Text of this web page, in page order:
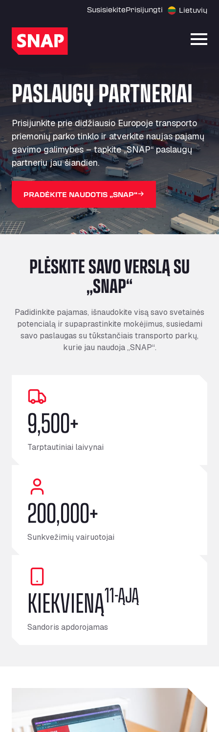
SusisiekitePrisijungti Lietuvių
PASLAUGŲ PARTNERIAI
Prisijunkite prie didžiausio Europoje transporto
priemonių parko tinklo ir atverkite naujas pajamų
gavimo galimybes – tapkite „SNAP“ paslaugų
partneriu jau šiandien.
PRADĖKITE NAUDOTIS „SNAP“
PLĖSKITE SAVO VERSLĄ SU
„SNAP“
Padidinkite pajamas, išnaudokite visą savo svetainės
potencialą ir supaprastinkite mokėjimus, susiedami
savo paslaugas su tūkstančiais transporto parkų,
kurie jau naudoja „SNAP“.
9,500+
Tarptautiniai laivynai
200,000+
Sunkvežimių vairuotojai
KIEKVIENĄ11-ĄJĄ
Sandoris apdorojamas